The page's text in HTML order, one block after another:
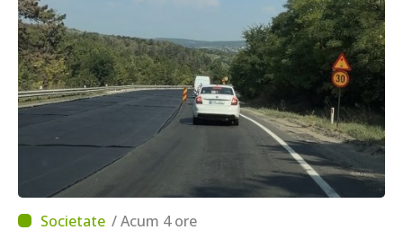
/ Acum 4 ore